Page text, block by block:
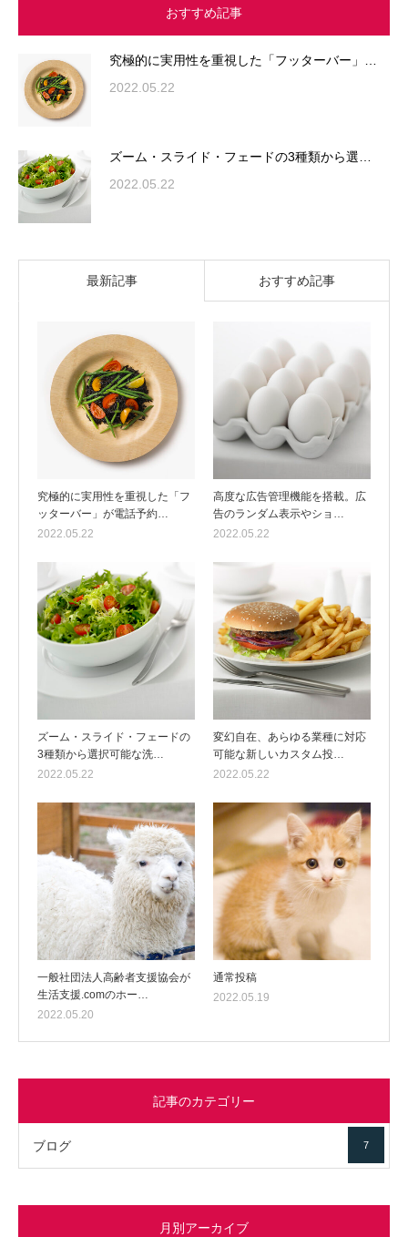
おすすめ記事
究極的に実用性を重視した「フッターバー」…
2022.05.22
ズーム・スライド・フェードの3種類から選…
2022.05.22
最新記事 おすすめ記事
究極的に実用性を重視した「フ
ッターバー」が電話予約…
2022.05.22
高度な広告管理機能を搭載。広
告のランダム表示やショ…
2022.05.22
ズーム・スライド・フェードの
3種類から選択可能な洗…
2022.05.22
変幻自在、あらゆる業種に対応
可能な新しいカスタム投…
2022.05.22
一般社団法人高齢者支援協会が
生活支援.comのホー…
2022.05.20
通常投稿
2022.05.19
記事のカテゴリー
ブログ 7
月別アーカイブ